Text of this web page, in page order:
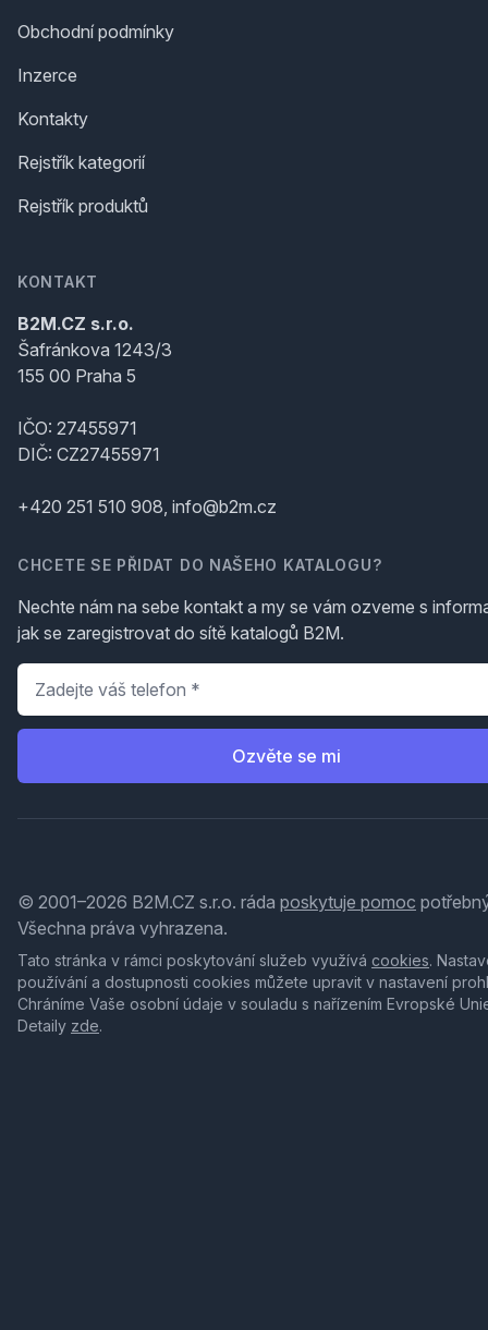
Obchodní podmínky
Inzerce
Kontakty
Rejstřík kategorií
Rejstřík produktů
KONTAKT
B2M.CZ s.r.o.
Šafránkova 1243/3
155 00 Praha 5
IČO: 27455971
DIČ: CZ27455971
+420 251 510 908, info@b2m.cz
CHCETE SE PŘIDAT DO NAŠEHO KATALOGU?
Nechte nám na sebe kontakt a my se vám ozveme s
jak se zaregistrovat do sítě katalogů B2M.
Telefon
Ozvěte se mi
© 2001–2026 B2M.CZ s.r.o. ráda poskytuje pomoc
Všechna práva vyhrazena.
Tato stránka v rámci poskytování služeb využívá cookies.
používání a dostupnosti cookies můžete upravit v nastavení
Chráníme Vaše osobní údaje v souladu s nařízením Evropské
Detaily zde.